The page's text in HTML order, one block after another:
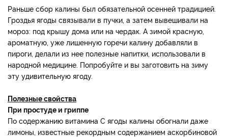
Раньше сбор калины был обязательной осенней традицией.
Гроздья ягоды связывали в пучки, а затем вывешивали на
мороз: под крышу дома или на чердак. А зимой красную,
ароматную, уже лишенную горечи калину добавляли в
пироги, делали из нее полезные напитки, использовали в
народной медицине. Попробуйте и вы заготовить на зиму
эту удивительную ягоду.
Полезные свойства
При простуде и гриппе
По содержанию витамина С ягоды калины обогнали даже
лимоны, известные рекордным содержанием аскорбиновой